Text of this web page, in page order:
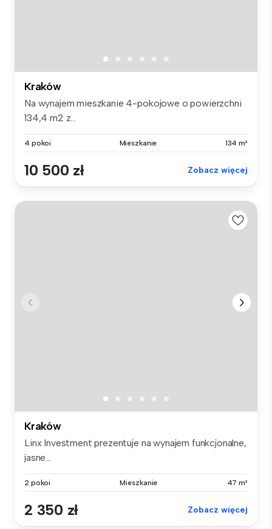
Kraków
Na wynajem mieszkanie 4-pokojowe o powierzchni
134,4 m2 z...
4 pokoi Mieszkanie 134 m²
10 500 zł Zobacz więcej
Kraków
Linx Investment prezentuje na wynajem funkcjonalne,
jasne...
2 pokoi Mieszkanie 47 m²
2 350 zł Zobacz więcej